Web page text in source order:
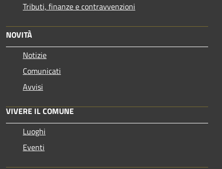
Tributi, finanze e contravvenzioni
NOVITÀ
Notizie
Comunicati
Avvisi
VIVERE IL COMUNE
Luoghi
Eventi